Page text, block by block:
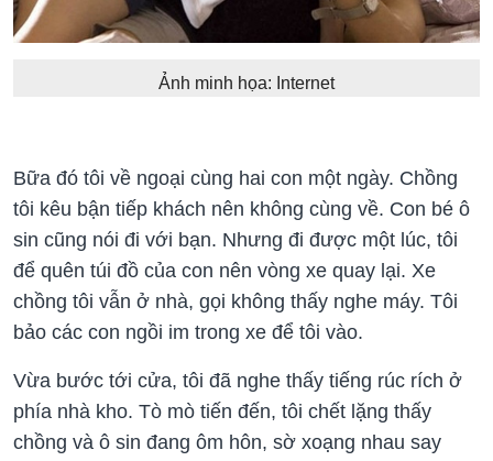
Ảnh minh họa: Internet
Bữa đó tôi về ngoại cùng hai con một ngày. Chồng
tôi kêu bận tiếp khách nên không cùng về. Con bé ô
sin cũng nói đi với bạn. Nhưng đi được một lúc, tôi
để quên túi đồ của con nên vòng xe quay lại. Xe
chồng tôi vẫn ở nhà, gọi không thấy nghe máy. Tôi
bảo các con ngồi im trong xe để tôi vào.
Vừa bước tới cửa, tôi đã nghe thấy tiếng rúc rích ở
phía nhà kho. Tò mò tiến đến, tôi chết lặng thấy
chồng và ô sin đang ôm hôn, sờ xoạng nhau say